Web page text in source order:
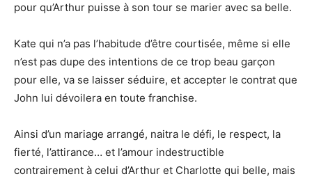
pour qu’Arthur puisse à son tour se marier avec sa belle.
Kate qui n’a pas l’habitude d’être courtisée, même si elle
n’est pas dupe des intentions de ce trop beau garçon
pour elle, va se laisser séduire, et accepter le contrat que
John lui dévoilera en toute franchise.
Ainsi d’un mariage arrangé, naitra le défi, le respect, la
fierté, l’attirance… et l’amour indestructible
contrairement à celui d’Arthur et Charlotte qui belle, mais